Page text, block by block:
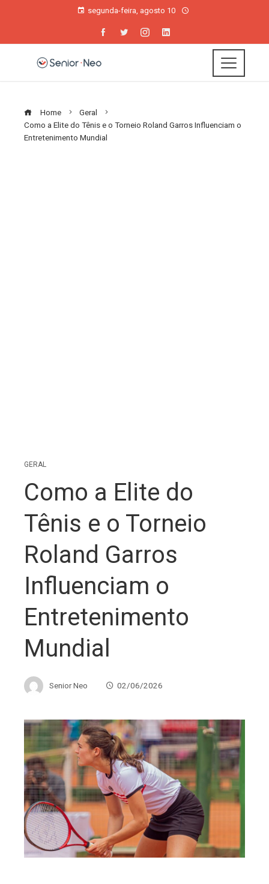
segunda-feira, agosto 10
Home
Geral
Como a Elite do Tênis e o Torneio Roland Garros Influenciam o
Entretenimento Mundial
GERAL
Como a Elite do
Tênis e o Torneio
Roland Garros
Influenciam o
Entretenimento
Mundial
Senior Neo 02/06/2026